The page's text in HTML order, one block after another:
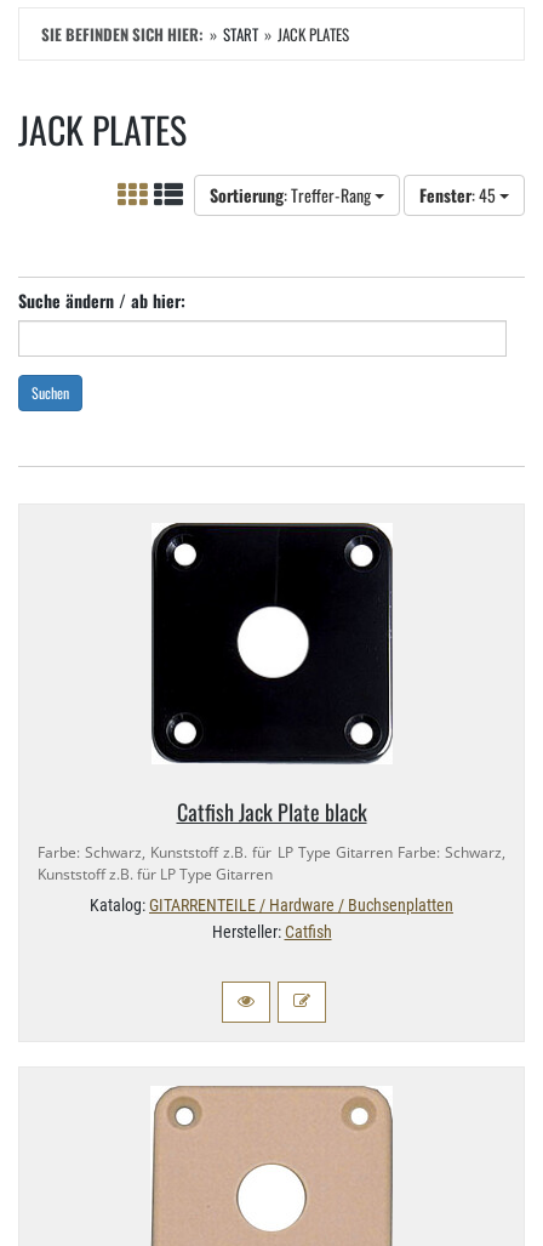
SIE BEFINDEN SICH HIER: START JACK PLATES
JACK PLATES
Sortierung: Treffer-Rang Fenster: 45
Suche ändern / ab hier:
Suchen
Catfish Jack Plate black
Farbe: Schwarz, Kunststoff z.​B. für LP Type Gitarren Farbe: Schwarz,
Kunststoff z.​B. für LP Type Gitarren
Katalog:GITARRENTEILE / Hardware / Buchsenplatten
Hersteller:Catfish